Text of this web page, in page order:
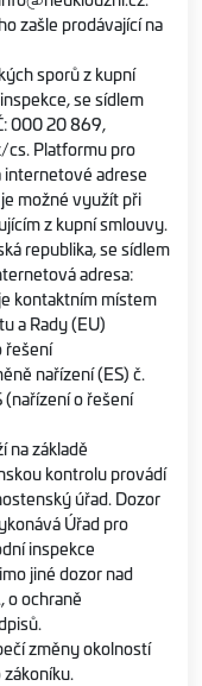
zašle prodávající na
sporů z kupní
se sídlem
000 20 869,
Platformu pro
internetové adrese
možné využít při
z kupní smlouvy.
republika, se sídlem
adresa:
kontaktním místem
a Rady (EU)
řešení
nařízení (ES) č.
o řešení
na základě
kontrolu provádí
úřad. Dozor
Úřad pro
inspekce
jiné dozor nad
o ochraně
změny okolností